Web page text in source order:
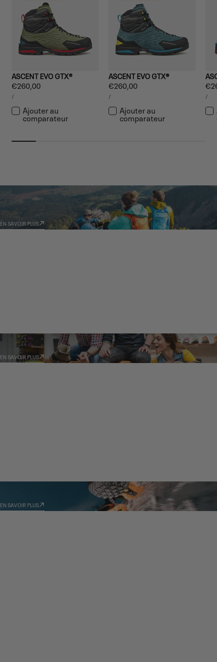
ASCENT EVO GTX®
Prix
régulier
€260,00
PRIX
UNITAIRE
/PAR
Ajouter au
comparateur
ASCENT EVO GTX®
Prix
régulier
€260,00
PRIX
UNITAIRE
/PAR
Ajouter au
comparateur
PRIX
/
GARMONT WORLD
AMBASSADOR
EN SAVOIR PLUS
REVENDEURS
EN SAVOIR PLUS
TECHNOLOGIES
EN SAVOIR PLUS